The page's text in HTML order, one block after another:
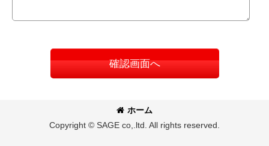
確認画面へ
ホーム
Copyright © SAGE co,.ltd. All rights reserved.